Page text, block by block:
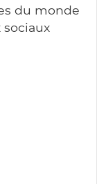
du monde
sociaux